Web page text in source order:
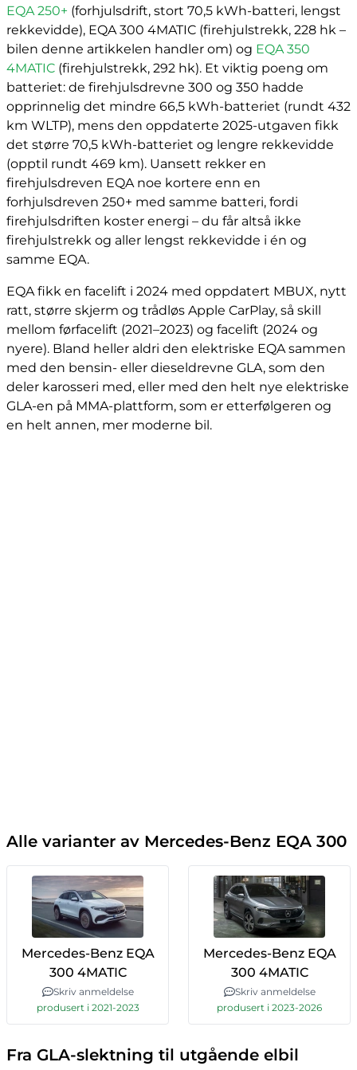
EQA 250+ (forhjulsdrift, stort 70,5 kWh-batteri, lengst
rekkevidde), EQA 300 4MATIC (firehjulstrekk, 228 hk –
bilen denne artikkelen handler om) og EQA 350
4MATIC (firehjulstrekk, 292 hk). Et viktig poeng om
batteriet: de firehjulsdrevne 300 og 350 hadde
opprinnelig det mindre 66,5 kWh-batteriet (rundt 432
km WLTP), mens den oppdaterte 2025-utgaven fikk
det større 70,5 kWh-batteriet og lengre rekkevidde
(opptil rundt 469 km). Uansett rekker en
firehjulsdreven EQA noe kortere enn en
forhjulsdreven 250+ med samme batteri, fordi
firehjulsdriften koster energi – du får altså ikke
firehjulstrekk og aller lengst rekkevidde i én og
samme EQA.
EQA fikk en facelift i 2024 med oppdatert MBUX, nytt
ratt, større skjerm og trådløs Apple CarPlay, så skill
mellom førfacelift (2021–2023) og facelift (2024 og
nyere). Bland heller aldri den elektriske EQA sammen
med den bensin- eller dieseldrevne GLA, som den
deler karosseri med, eller med den helt nye elektriske
GLA-en på MMA-plattform, som er etterfølgeren og
en helt annen, mer moderne bil.
Alle varianter av Mercedes-Benz EQA 300
Mercedes-Benz EQA
300 4MATIC
Skriv anmeldelse
produsert i 2021-2023
Mercedes-Benz EQA
300 4MATIC
Skriv anmeldelse
produsert i 2023-2026
Fra GLA-slektning til utgående elbil